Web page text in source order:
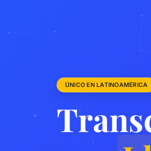
ÚNICO EN LATINOAMÉRICA